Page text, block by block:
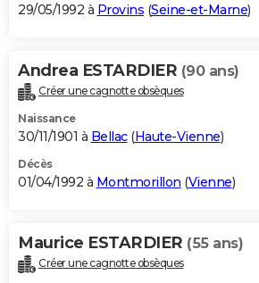
29/05/1992 à Provins (Seine-et-Marne)
Andrea ESTARDIER (90 ans)
Créer une cagnotte obsèques
Naissance
30/11/1901 à Bellac(Haute-Vienne)
Décès
01/04/1992 à Montmorillon (Vienne)
Maurice ESTARDIER (55 ans)
Créer une cagnotte obsèques